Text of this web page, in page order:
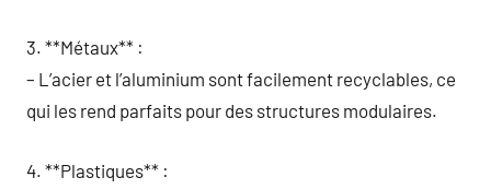
3. **Métaux** :
– L’acier et l’aluminium sont facilement recyclables, ce
qui les rend parfaits pour des structures modulaires.
4. **Plastiques** :